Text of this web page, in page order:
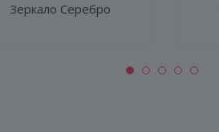
Зеркало Серебро